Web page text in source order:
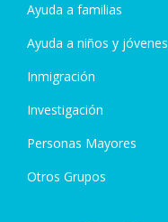
Ayuda a familias
Ayuda a niños y jóvenes
Inmigración
Investigación
Personas Mayores
Otros Grupos